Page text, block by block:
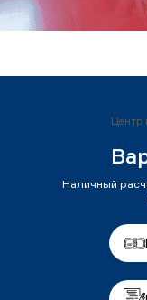
Центр
Наличный